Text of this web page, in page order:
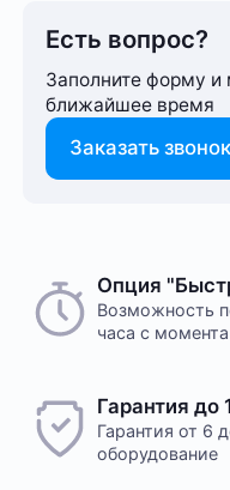
Есть вопрос?
Заполните форму
ближайшее время
Заказать звонок
На этот
Нам важно знать
оборудовании для
ассортимент
Способ оплаты
при его оформлении.
в рублях. После
центров
Оплата в
Опция
Возможность
часа с
Гарантия до
Гарантия от 6
оборудование